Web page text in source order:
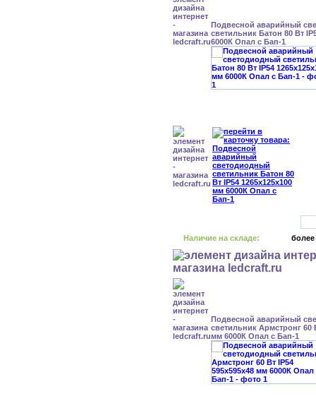
Подвесной аварийный
светильник Батон 80 Вт
6000К Опал с Бап-1
Наличие на складе: более
Подвесной аварийный
светильник Армстронг 60
мм 6000К Опал с Бап-1